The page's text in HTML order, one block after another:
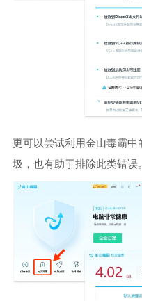
更可以尝试利用金山毒霸
圾，也有助于排除此类错误。